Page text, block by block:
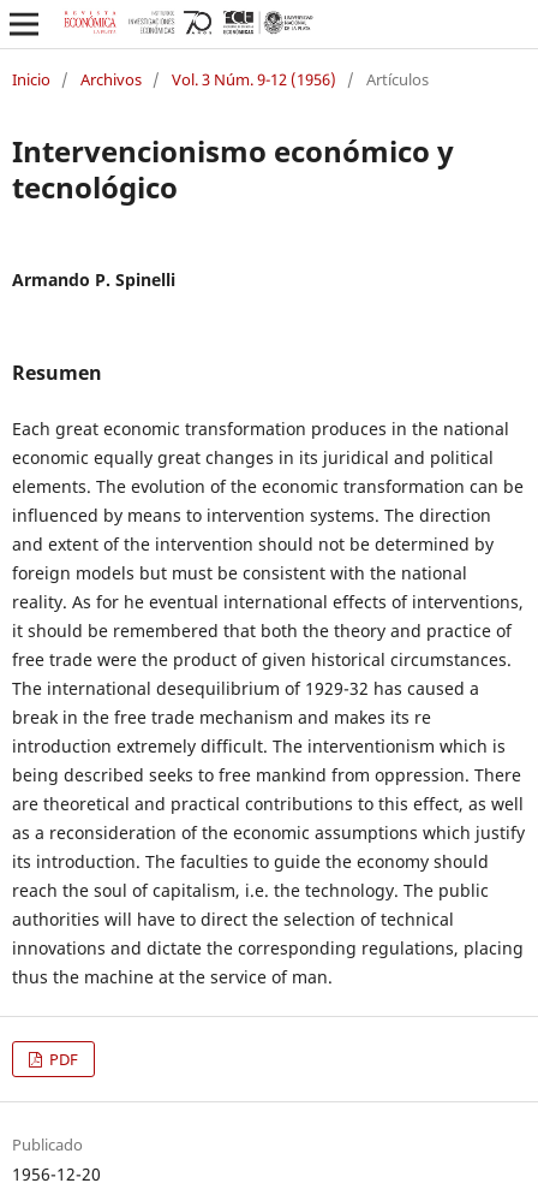
Inicio / Archivos / Vol. 3 Núm. 9-12 (1956) / Artículos
Intervencionismo económico y
tecnológico
Armando P. Spinelli
Resumen
Each great economic transformation produces in the national
economic equally great changes in its juridical and political
elements. The evolution of the economic transformation can be
influenced by means to intervention systems. The direction
and extent of the intervention should not be determined by
foreign models but must be consistent with the national
reality. As for he eventual international effects of interventions,
it should be remembered that both the theory and practice of
free trade were the product of given historical circumstances.
The international desequilibrium of 1929-32 has caused a
break in the free trade mechanism and makes its re
introduction extremely difficult. The interventionism which is
being described seeks to free mankind from oppression. There
are theoretical and practical contributions to this effect, as well
as a reconsideration of the economic assumptions which justify
its introduction. The faculties to guide the economy should
reach the soul of capitalism, i.e. the technology. The public
authorities will have to direct the selection of technical
innovations and dictate the corresponding regulations, placing
thus the machine at the service of man.
PDF
Publicado
1956-12-20